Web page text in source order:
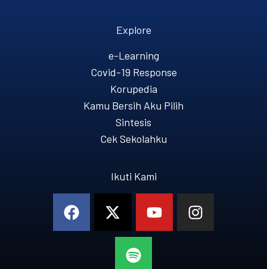
Explore
e-Learning
Covid-19 Response
Korupedia
Kamu Bersih Aku Pilih
Sintesis
Cek Sekolahku
Ikuti Kami